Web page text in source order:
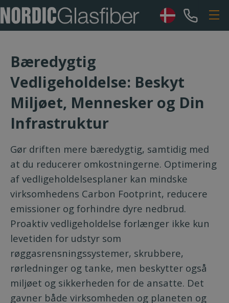
Bæredygtig
Vedligeholdelse: Beskyt
Miljøet, Mennesker og Din
Infrastruktur
Gør driften mere bæredygtig, samtidig med
at du reducerer omkostningerne. Optimering
af vedligeholdelsesplaner kan mindske
virksomhedens Carbon Footprint, reducere
emissioner og forhindre dyre nedbrud.
Proaktiv vedligeholdelse forlænger ikke kun
levetiden for udstyr som
røggasrensningssystemer, skrubbere,
rørledninger og tanke, men beskytter også
miljøet og sikkerheden for de ansatte. Det
gavner både virksomheden og planeten og